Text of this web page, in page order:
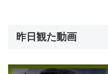
昨日観た動画